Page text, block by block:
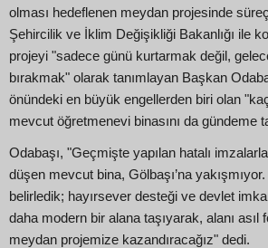
olması hedeflenen meydan projesinde
Şehircilik ve İklim Değişikliği Bakanlığı ile
projeyi "sadece günü kurtarmak değil,
bırakmak" olarak tanımlayan Başkan
önündeki en büyük engellerden biri olan
mevcut öğretmenevi binasını da gündeme
Odabaşı, "Geçmişte yapılan hatalı
düşen mevcut bina, Gölbaşı’na
belirledik; hayırsever desteği ve devlet
daha modern bir alana taşıyarak, alanı asıl
meydan projemize kazandıracağız" dedi.